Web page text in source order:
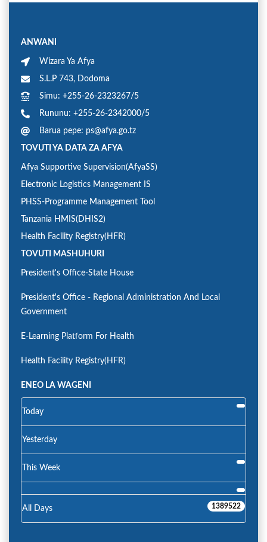
ANWANI
Wizara Ya Afya
S.L.P 743, Dodoma
Simu: +255-26-2323267/5
Rununu: +255-26-2342000/5
Barua pepe: ps@afya.go.tz
TOVUTI YA DATA ZA AFYA
Afya Supportive Supervision(AfyaSS)
Electronic Logistics Management IS
PHSS-Programme Management Tool
Tanzania HMIS(DHIS2)
Health Facility Registry(HFR)
TOVUTI MASHUHURI
President's Office-State House
President's Office - Regional Administration And Local
Government
E-Learning Platform For Health
Health Facility Registry(HFR)
ENEO LA WAGENI
Today
Yesterday
This Week
All Days 1389522